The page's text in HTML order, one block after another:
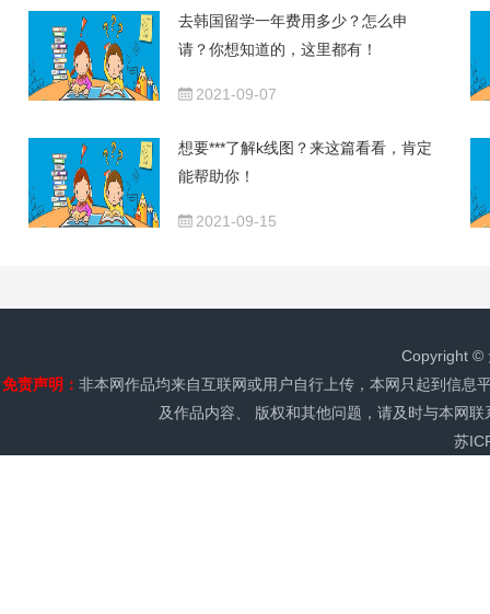
去韩国留学一年费用多少？怎么申
请？你想知道的，这里都有！
2021-09-07
想要***了解k线图？来这篇看看，肯定
能帮助你！
2021-09-15
Copyright ©
免责声明： 非本网作品均来自互联网或用户自行上传，本网只起到信息
及作品内容、 版权和其他问题，请及时与本网
苏